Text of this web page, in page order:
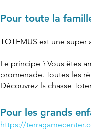
Pour toute la
TOTEMUS est une
Le principe ? Vous êtes
promenade. Toutes les
Découvrez la chasse
Pour les grands
https://